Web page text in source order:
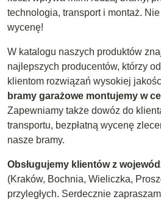
technologia, transport i montaż.
wycenę!
W katalogu naszych produktów
najlepszych producentów, którzy
klientom rozwiązań wysokiej
bramy garażowe montujemy w
Zapewniamy także dowóz do
transportu, bezpłatną wycenę
nasze bramy.
Obsługujemy klientów z
(Kraków, Bochnia, Wieliczka,
przyległych. Serdecznie